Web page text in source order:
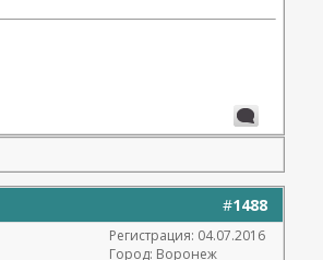
#1488
Регистрация: 04.07.2016
Город: Воронеж